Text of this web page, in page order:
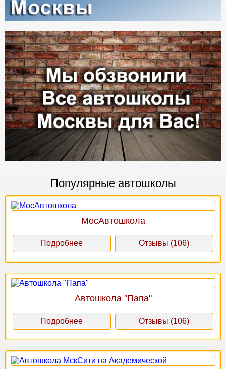
Популярные автошколы
МосАвтошкола
Подробнее Отзывы (106)
Автошкола "Папа"
Подробнее Отзывы (106)